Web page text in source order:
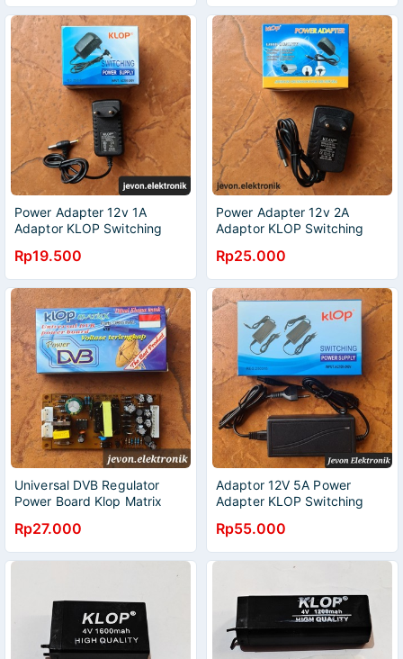
Skybox Rinrei Evinix Tanaka
Wellhome
Power Adapter 12v 1A
Adaptor KLOP Switching
Ampere
Rp19.500
Power Adapter 12v 2A
Adaptor KLOP Switching
ampere
Rp25.000
Universal DVB Regulator
Power Board Klop Matrix
Rp27.000
Adaptor 12V 5A Power
Adapter KLOP Switching
Rp55.000